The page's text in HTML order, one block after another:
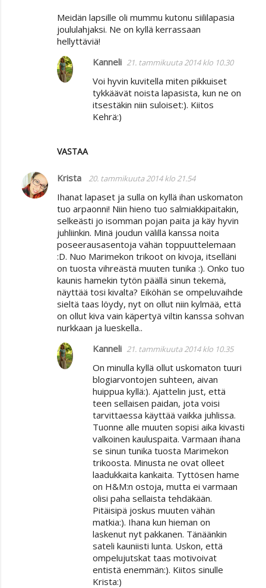
Meidän lapsille oli mummu kutonu siililapasia
joululahjaksi. Ne on kyllä kerrassaan
hellyttäviä!
VASTAA
Kanneli 21. tammikuuta 2014 klo 10.30
Voi hyvin kuvitella miten pikkuiset
tykkäävät noista lapasista, kun ne on
itsestäkin niin suloiset:). Kiitos
Kehrä:)
Krista 20. tammikuuta 2014 klo 21.54
Ihanat lapaset ja sulla on kyllä ihan uskomaton
tuo arpaonni! Niin hieno tuo salmiakkipaitakin,
selkeästi jo isomman pojan paita ja käy hyvin
juhliinkin. Minä joudun välillä kanssa noita
poseerausasentoja vähän toppuuttelemaan
:D. Nuo Marimekon trikoot on kivoja, itselläni
on tuosta vihreästä muuten tunika :). Onko tuo
kaunis hamekin tytön päällä sinun tekemä,
näyttää tosi kivalta? Eiköhän se ompeluvaihde
sieltä taas löydy, nyt on ollut niin kylmää, että
on ollut kiva vain käpertyä viltin kanssa sohvan
nurkkaan ja lueskella..
Kanneli 21. tammikuuta 2014 klo 10.35
On minulla kyllä ollut uskomaton tuuri
blogiarvontojen suhteen, aivan
huippua kyllä:). Ajattelin just, että
teen sellaisen paidan, jota voisi
tarvittaessa käyttää vaikka juhlissa.
Tuonne alle muuten sopisi aika kivasti
valkoinen kauluspaita. Varmaan ihana
se sinun tunika tuosta Marimekon
trikoosta. Minusta ne ovat olleet
laadukkaita kankaita. Tyttösen hame
on H&M:n ostoja, mutta ei varmaan
olisi paha sellaista tehdäkään.
Pitäisipä joskus muuten vähän
matkia:). Ihana kun hieman on
laskenut nyt pakkanen. Tänäänkin
sateli kauniisti lunta. Uskon, että
ompelujutskat taas motivoivat
entistä enemmän:). Kiitos sinulle
Krista:)